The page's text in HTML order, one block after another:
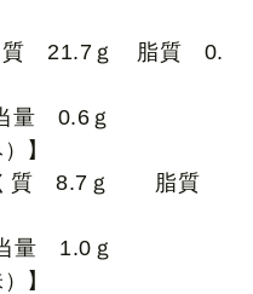
21.7ｇ 脂質 0.
量 0.6ｇ
】
質 8.7ｇ 脂質
量 1.0ｇ
】